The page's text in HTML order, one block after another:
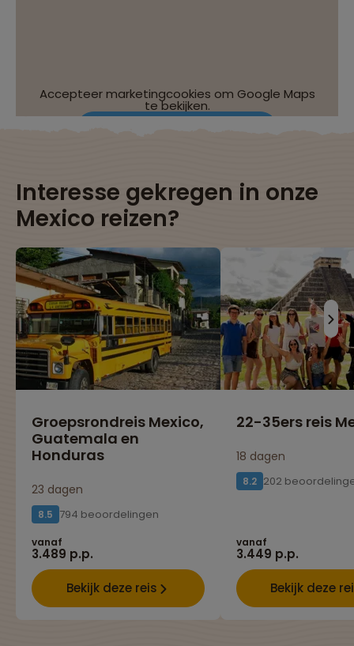
Accepteer marketingcookies om Google Maps
te bekijken.
Interesse gekregen in onze
Mexico reizen?
Groepsrondreis Mexico,
Guatemala en
Honduras
23 dagen
8.5 794 beoordelingen
vanaf
3.489 p.p.
Bekijk deze reis
22-35ers reis
18 dagen
8.2 202
vanaf
3.449 p.p.
Bekijk deze